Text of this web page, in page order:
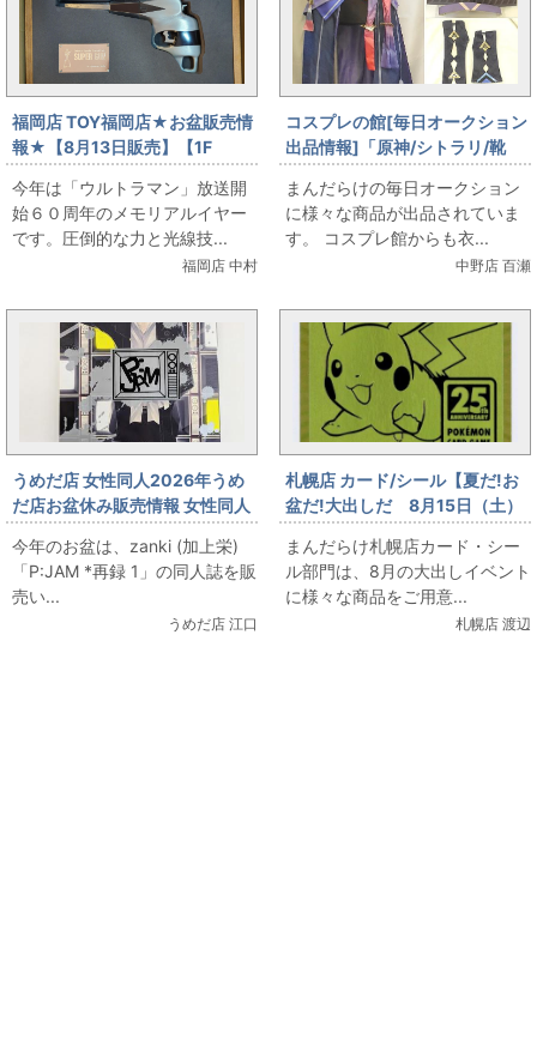
福岡店 TOY福岡店★お盆販売情
報★【8月13日販売】【1F
TOY】 バイス スーパーガンお
出しします
今年は「ウルトラマン」放送開
始６０周年のメモリアルイヤー
です。圧倒的な力と光線技...
福岡店 中村
コスプレの館[毎日オークション
出品情報]「原神/シトラリ/靴
(23cm程度)付き/女性用Sサイズ
程度(日本サイズ)/コスプレ衣
装」を出品しています
まんだらけの毎日オークション
に様々な商品が出品されていま
す。 コスプレ館からも衣...
中野店 百瀬
うめだ店 女性同人2026年うめ
だ店お盆休み販売情報 女性同人
誌コーナー zanki (加上栄)
「P:JAM *再録 1」をお出しま
す！
今年のお盆は、zanki (加上栄)
「P:JAM *再録 1」の同人誌を販
売い...
うめだ店 江口
札幌店 カード/シール【夏だ!お
盆だ!大出しだ 8月15日（土）
販売】 ポケモンカード ゴー
ルデンなピカチュウ登場
まんだらけ札幌店カード・シー
ル部門は、8月の大出しイベント
に様々な商品をご用意...
札幌店 渡辺